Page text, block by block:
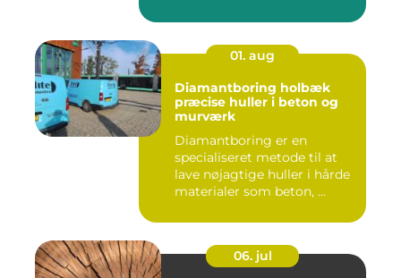
01. aug
Diamantboring holbæk
præcise huller i beton og
murværk
Diamantboring er en
specialiseret metode til at
lave nøjagtige huller i hårde
materialer som beton, ...
06. jul